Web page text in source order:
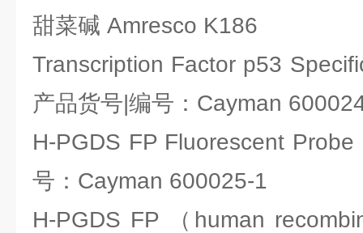
甜菜碱 Amresco K186
Transcription Factor p53
产品货号|编号：Cayman
H-PGDS FP Fluorescent
号：Cayman 600025-1
H-PGDS FP （human